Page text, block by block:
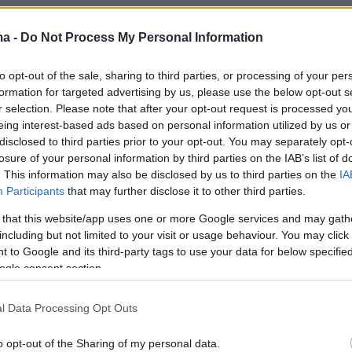
- Do Not Process My Personal Information
opt-out of the sale, sharing to third parties, or processing of your
for targeted advertising by us, please use the below opt-out
selection. Please note that after your opt-out request is processed
interest-based ads based on personal information utilized by us
to third parties prior to your opt-out. You may separately
of your personal information by third parties on the IAB’s list of
This information may also be disclosed by us to third parties on the
Participants that may further disclose it to other third parties.
that this website/app uses one or more Google services and may
but not limited to your visit or usage behaviour. You may
to Google and its third-party tags to use your data for below
consent section.
Data Processing Opt Outs
opt-out of the Sharing of my personal data.
τραυματίστηκε στην τελευταία προπόνηση
άουτ, με τον Κάρλο Αντσελότι να ξεκινάει
Ντίαθ ως παρτενέρ του Κιλιάν Μπαπέ στην
τον Αρντά Γκουλέρ στα χαφ, επιλέγοντας για
άμυνας τον Ορελιέν Τσουαμενί αντί του
προερχόμενοι από αποκλεισμό – σοκ στο
την Λογρονιές, ομάδα τέταρτης κατηγορίας,
απειλώντας την εστία του Τιμπό
Μπράιαν Χιλ, Μπόγιαν Μιόφσκι και Γιασέρ